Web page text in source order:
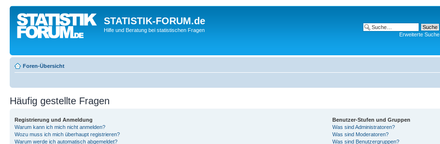
STATISTIK-FORUM.de
Hilfe und Beratung bei statistischen Fragen
Erweiterte Suche
Foren-Übersicht
Häufig gestellte Fragen
Registrierung und Anmeldung
Warum kann ich mich nicht anmelden?
Wozu muss ich mich überhaupt registrieren?
Warum werde ich automatisch abgemeldet?
Benutzer-Stufen und Gruppen
Was sind Administratoren?
Was sind Moderatoren?
Was sind Benutzergruppen?